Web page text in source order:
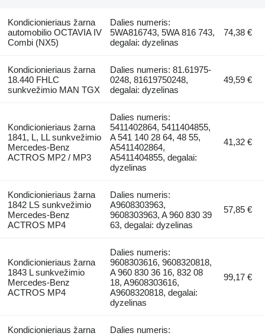
Kondicionieriaus žarna
automobilio OCTAVIA IV
Combi (NX5)
Dalies numeris:
5WA816743, 5WA 816 743,
degalai: dyzelinas
74,38 €
Kondicionieriaus žarna
18.440 FHLC
sunkvežimio MAN TGX
Dalies numeris: 81.61975-
0248, 81619750248,
degalai: dyzelinas
49,59 €
Kondicionieriaus žarna
1841, L, LL sunkvežimio
Mercedes-Benz
ACTROS MP2 / MP3
Dalies numeris:
5411402864, 5411404855,
A 541 140 28 64, 48 55,
A5411402864,
A5411404855, degalai:
dyzelinas
41,32 €
Kondicionieriaus žarna
1842 LS sunkvežimio
Mercedes-Benz
ACTROS MP4
Dalies numeris:
A9608303963,
9608303963, A 960 830 39
63, degalai: dyzelinas
57,85 €
Kondicionieriaus žarna
1843 L sunkvežimio
Mercedes-Benz
ACTROS MP4
Dalies numeris:
9608303616, 9608320818,
A 960 830 36 16, 832 08
18, A9608303616,
A9608320818, degalai:
dyzelinas
99,17 €
Kondicionieriaus žarna
Dalies numeris: